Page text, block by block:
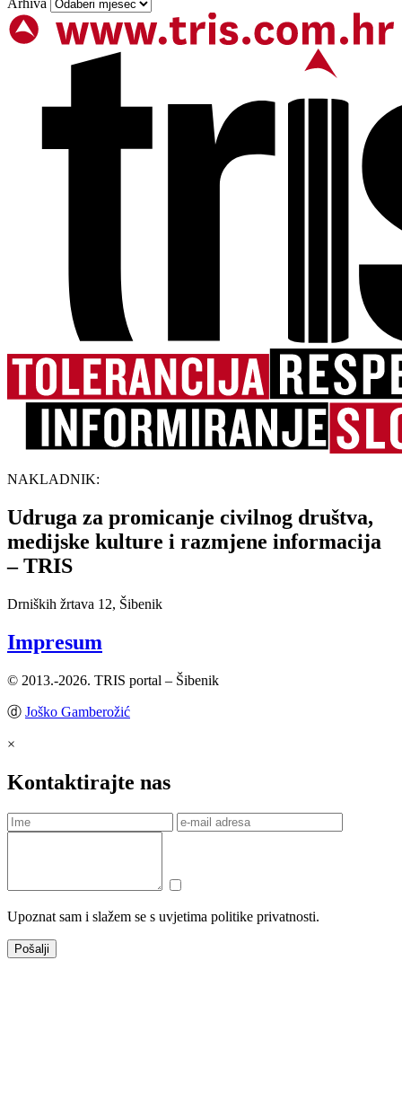
Arhiva
NAKLADNIK:
Udruga za promicanje civilnog društva,
medijske kulture i razmjene informacija
– TRIS
Drniških žrtava 12, Šibenik
Impresum
© 2013.-2026. TRIS portal – Šibenik
ⓓ Joško Gamberožić
×
Kontaktirajte nas
Upoznat sam i slažem se s uvjetima politike privatnosti.
Pošalji